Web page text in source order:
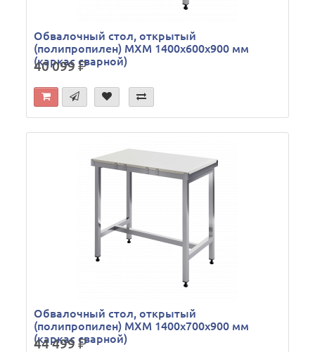
Обвалочный стол, открытый
(полипропилен) МХМ 1400х600х900 мм
(каркас сварной)
40 099р.
Обвалочный стол, открытый
(полипропилен) МХМ 1400х700х900 мм
(каркас сварной)
44 499р.